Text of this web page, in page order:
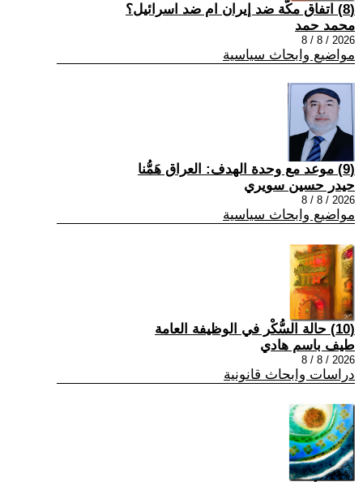
(8) اتفاق مكّة ضد إيران ام ضد اسرائيل؟
محمد حمد
2026 / 8 / 8
مواضيع وابحاث سياسية
(9) موعد مع وحدة الهدف: العراق هَمُّنا
حيدر حسين سويري
2026 / 8 / 8
مواضيع وابحاث سياسية
(10) حالة السُّكْر في الوظيفة العامة
طيف باسم هادي
2026 / 8 / 8
دراسات وابحاث قانونية